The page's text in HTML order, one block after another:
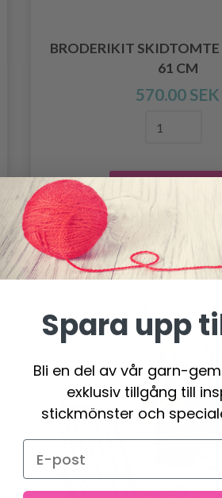
BRODERIKIT
61 CM
570.00 SEK
Spara upp
Bli en del av vår garn-
exklusiv tillgång till
stickmönster och